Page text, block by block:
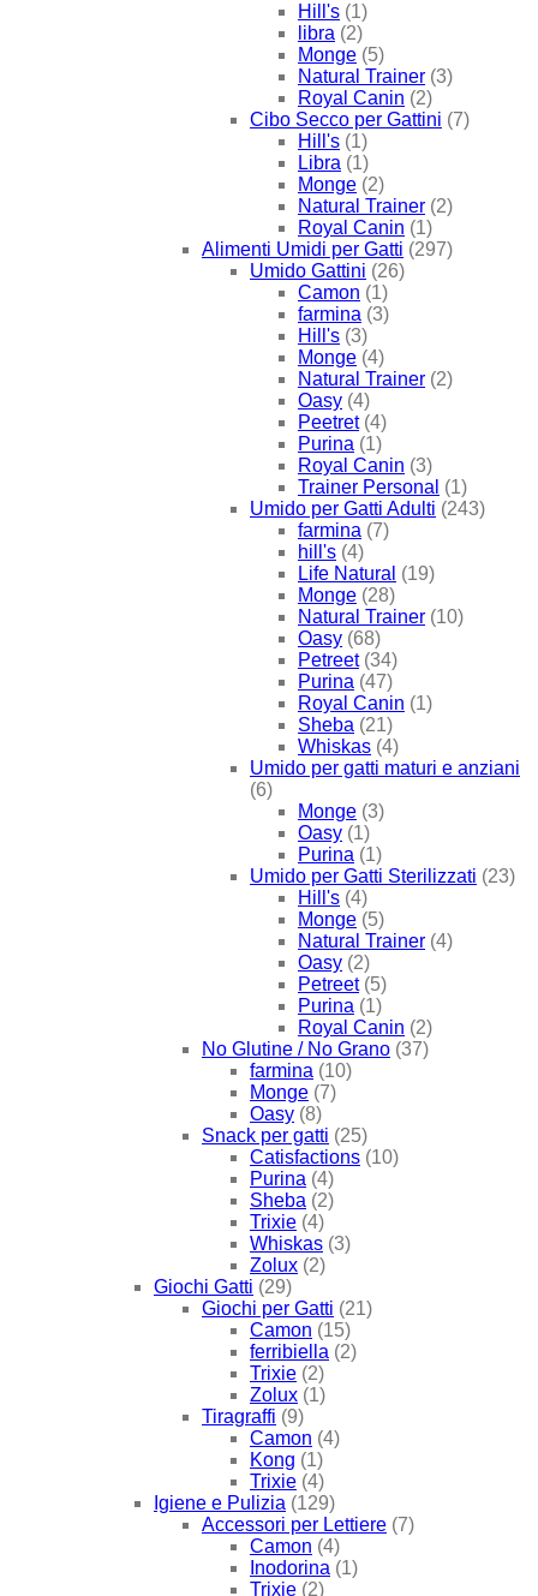
Hill's (1)
libra (2)
Monge (5)
Natural Trainer (3)
Royal Canin (2)
Cibo Secco per Gattini (7)
Hill's (1)
Libra (1)
Monge (2)
Natural Trainer (2)
Royal Canin (1)
Alimenti Umidi per Gatti (297)
Umido Gattini (26)
Camon (1)
farmina (3)
Hill's (3)
Monge (4)
Natural Trainer (2)
Oasy (4)
Peetret (4)
Purina (1)
Royal Canin (3)
Trainer Personal (1)
Umido per Gatti Adulti (243)
farmina (7)
hill's (4)
Life Natural (19)
Monge (28)
Natural Trainer (10)
Oasy (68)
Petreet (34)
Purina (47)
Royal Canin (1)
Sheba (21)
Whiskas (4)
Umido per gatti maturi e anziani
(6)
Monge (3)
Oasy (1)
Purina (1)
Umido per Gatti Sterilizzati (23)
Hill's (4)
Monge (5)
Natural Trainer (4)
Oasy (2)
Petreet (5)
Purina (1)
Royal Canin (2)
No Glutine / No Grano (37)
farmina (10)
Monge (7)
Oasy (8)
Snack per gatti (25)
Catisfactions (10)
Purina (4)
Sheba (2)
Trixie (4)
Whiskas (3)
Zolux (2)
Giochi Gatti (29)
Giochi per Gatti (21)
Camon (15)
ferribiella (2)
Trixie (2)
Zolux (1)
Tiragraffi (9)
Camon (4)
Kong (1)
Trixie (4)
Igiene e Pulizia (129)
Accessori per Lettiere (7)
Camon (4)
Inodorina (1)
Trixie (2)